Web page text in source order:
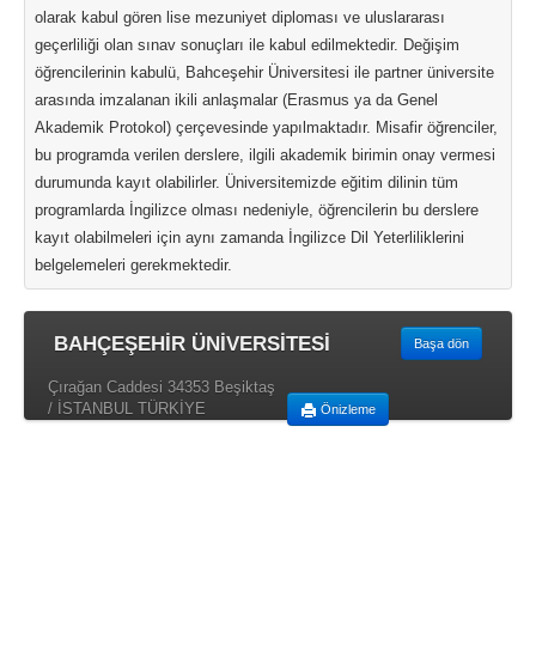
olarak kabul gören lise mezuniyet diploması ve uluslararası
geçerliliği olan sınav sonuçları ile kabul edilmektedir. Değişim
öğrencilerinin kabulü, Bahceşehir Üniversitesi ile partner üniversite
arasında imzalanan ikili anlaşmalar (Erasmus ya da Genel
Akademik Protokol) çerçevesinde yapılmaktadır. Misafir öğrenciler,
bu programda verilen derslere, ilgili akademik birimin onay vermesi
durumunda kayıt olabilirler. Üniversitemizde eğitim dilinin tüm
programlarda İngilizce olması nedeniyle, öğrencilerin bu derslere
kayıt olabilmeleri için aynı zamanda İngilizce Dil Yeterliliklerini
belgelemeleri gerekmektedir.
BAHÇEŞEHİR ÜNİVERSİTESİ Başa dön
Önizleme
Çırağan Caddesi 34353 Beşiktaş
/ İSTANBUL TÜRKİYE